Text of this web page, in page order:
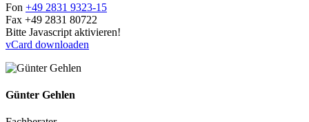
Fon +49 2831 9323-15
Fax +49 2831 80722
Bitte Javascript aktivieren!
vCard downloaden
Günter Gehlen